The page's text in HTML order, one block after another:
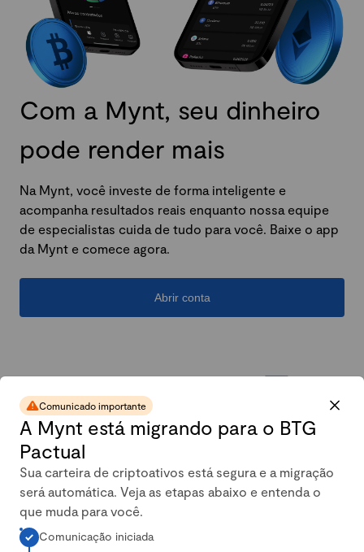
Com a Mynt, seu dinheiro
pode render mais
Na Mynt, você investe de forma inteligente e
acompanha resultados reais enquanto nossa equipe
de especialistas cuida de tudo para você. Baixe o app
da Mynt e comece agora.
Abrir conta
A carteira conservadora da
Comunicado importante
A Mynt está migrando para o BTG
Pactual
Sua carteira de criptoativos está segura e a migração
será automática. Veja as etapas abaixo e entenda o
que muda para você.
Comunicação iniciada